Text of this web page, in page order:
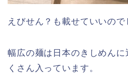
えびせん？も載せていいので
幅広の麺は日本のきしめん
くさん入っています。